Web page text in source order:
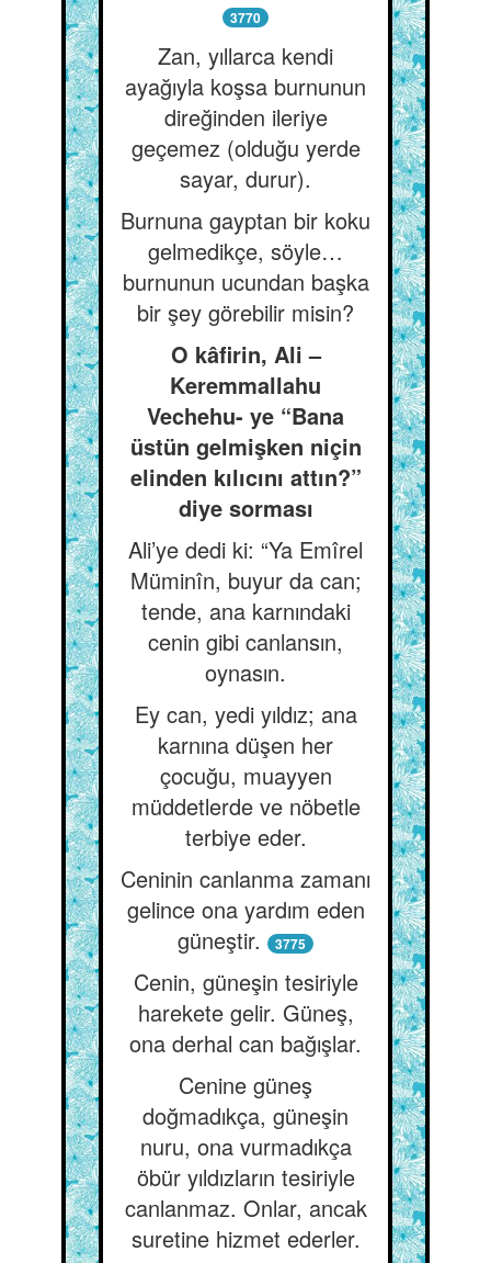
3770
Zan, yıllarca kendi
ayağıyla koşsa burnunun
direğinden ileriye
geçemez (olduğu yerde
sayar, durur).
Burnuna gayptan bir koku
gelmedikçe, söyle…
burnunun ucundan başka
bir şey görebilir misin?
O kâfirin, Ali –
Keremmallahu
Vechehu- ye “Bana
üstün gelmişken niçin
elinden kılıcını attın?”
diye sorması
Ali’ye dedi ki: “Ya Emîrel
Müminîn, buyur da can;
tende, ana karnındaki
cenin gibi canlansın,
oynasın.
Ey can, yedi yıldız; ana
karnına düşen her
çocuğu, muayyen
müddetlerde ve nöbetle
terbiye eder.
Ceninin canlanma zamanı
gelince ona yardım eden
güneştir.
3775
Cenin, güneşin tesiriyle
harekete gelir. Güneş,
ona derhal can bağışlar.
Cenine güneş
doğmadıkça, güneşin
nuru, ona vurmadıkça
öbür yıldızların tesiriyle
canlanmaz. Onlar, ancak
suretine hizmet ederler.